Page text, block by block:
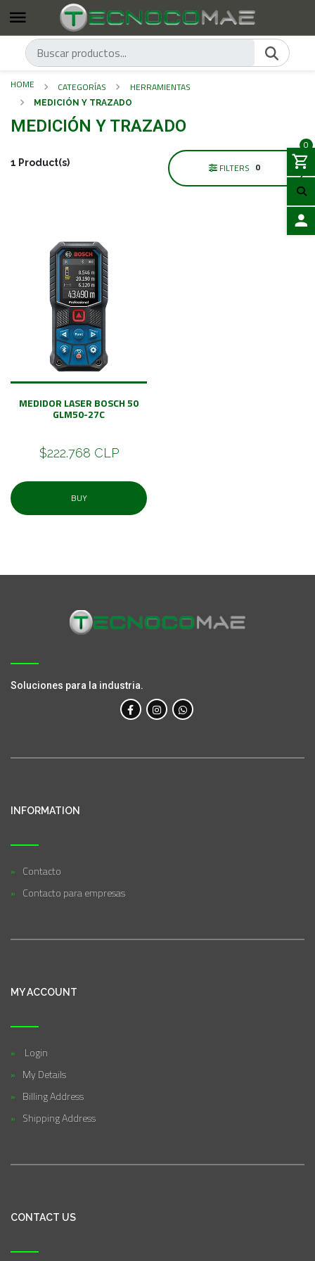
0
HOME CATEGORÍAS HERRAMIENTAS
MEDICIÓN Y TRAZADO
MEDICIÓN Y TRAZADO
1 Product(s) FILTERS 0
MEDIDOR LASER BOSCH 50
GLM50-27C
$222.768 CLP
BUY
Soluciones para la industria.
INFORMATION
Contacto
Contacto para empresas
MY ACCOUNT
Login
My Details
Billing Address
Shipping Address
CONTACT US